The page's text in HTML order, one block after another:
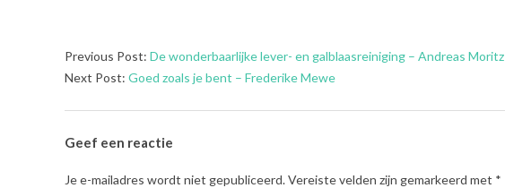
2022-
03-
Previous Post: De wonderbaarlijke lever- en galblaasreiniging – Andreas Moritz
Next Post: Goed zoals je bent – Frederike Mewe
Geef een reactie
Je e-mailadres wordt niet gepubliceerd.Vereiste velden zijn gemarkeerd met *